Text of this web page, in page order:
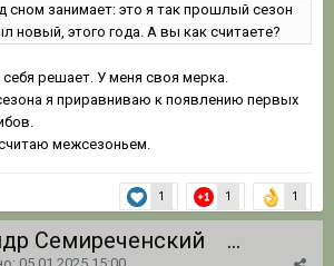
сном занимает: это я так прошлый сезон
новый, этого года. А вы как считаете?
решает. У меня своя мерка.
я приравниваю к появлению первых
межсезоньем.
1 1 1
Семиреченский 1 062